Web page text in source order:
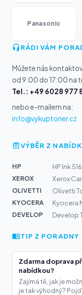
Panasonic
RÁDI VÁM
Můžete nás
od 9:00 do 17:00 na
Tel.: +49 6028 977
nebo e-mailem na:
info@vykuptoner.cz
VÝBĚR Z
HP
HP Ink
XEROX
Xerox
OLIVETTI
Olivetti
KYOCERA
Kyocera
DEVELOP
Develop
TIP Z PORADNY
Zdarma doprava
nabídkou?
Zajímá tě, jak je
je tak výhodný?